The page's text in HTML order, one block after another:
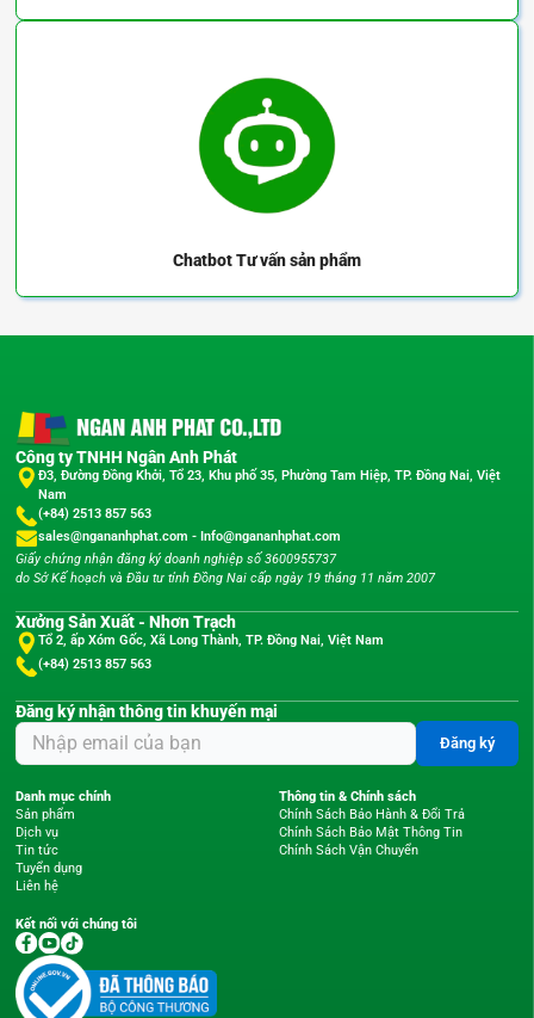
ChatbotTư vấn sản phẩm
Công ty TNHH Ngân Anh Phát
Đ3, Đường Đồng Khởi, Tổ 23, Khu phố 35, Phường Tam Hiệp, TP. Đồng Nai, Việt
Nam
(+84) 2513 857 563
sales@ngananhphat.com - Info@ngananhphat.com
Giấy chứng nhận đăng ký doanh nghiệp số 3600955737
do Sở Kế hoạch và Đầu tư tỉnh Đồng Nai cấp ngày 19 tháng 11 năm 2007
Xưởng Sản Xuất - Nhơn Trạch
Tổ 2, ấp Xóm Gốc, Xã Long Thành, TP. Đồng Nai, Việt Nam
(+84) 2513 857 563
Đăng ký nhận thông tin khuyến mại
Đăng ký
Danh mục chính
Sản phẩm
Dịch vụ
Tin tức
Tuyển dụng
Liên hệ
Thông tin & Chính sách
Chính Sách Bảo Hành & Đổi Trả
Chính Sách Bảo Mật Thông Tin
Chính Sách Vận Chuyển
Kết nối với chúng tôi